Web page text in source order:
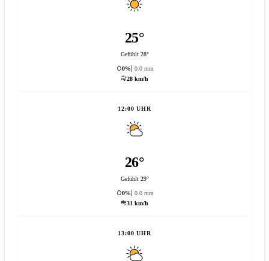
25°
Gefühlt 28°
0%
0.0 mm
28 km/h
12:00 UHR
26°
Gefühlt 29°
0%
0.0 mm
31 km/h
13:00 UHR